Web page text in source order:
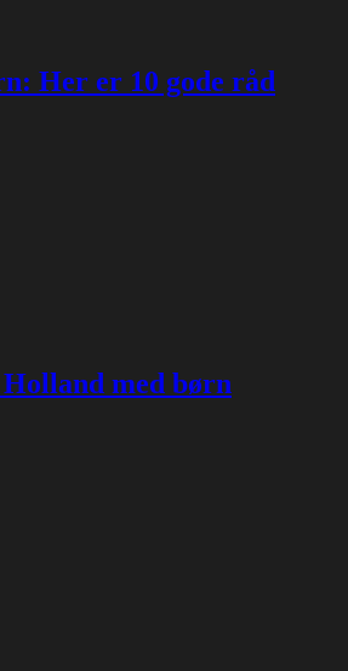
Her er 10 gode råd
med børn